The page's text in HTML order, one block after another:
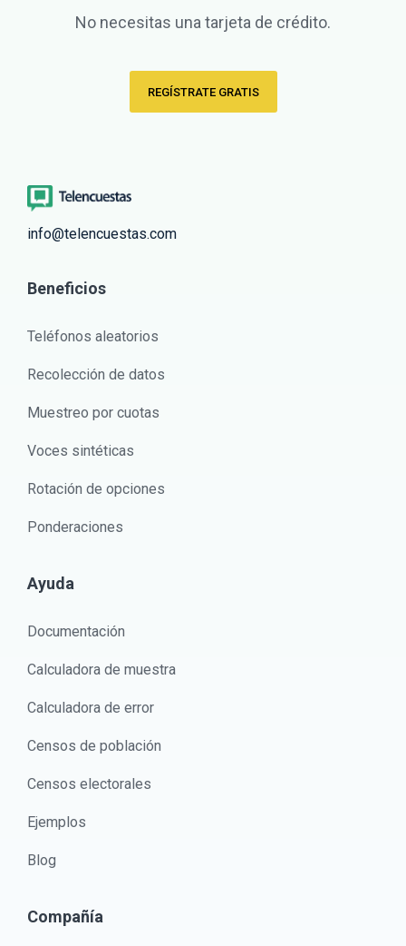
No necesitas una tarjeta de crédito.
REGÍSTRATE GRATIS
info@telencuestas.com
Beneficios
Teléfonos aleatorios
Recolección de datos
Muestreo por cuotas
Voces sintéticas
Rotación de opciones
Ponderaciones
Ayuda
Documentación
Calculadora de muestra
Calculadora de error
Censos de población
Censos electorales
Ejemplos
Blog
Compañía